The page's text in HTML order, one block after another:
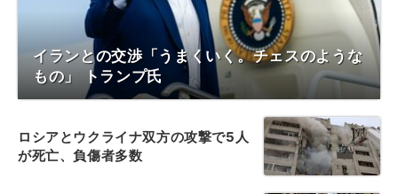
イランとの交渉「うまくいく。チェスのような
もの」 トランプ氏
ロシアとウクライナ双方の攻撃で5人
が死亡、負傷者多数